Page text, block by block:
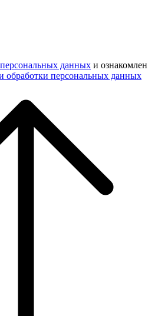
данных и ознакомлен
обработки персональных данных